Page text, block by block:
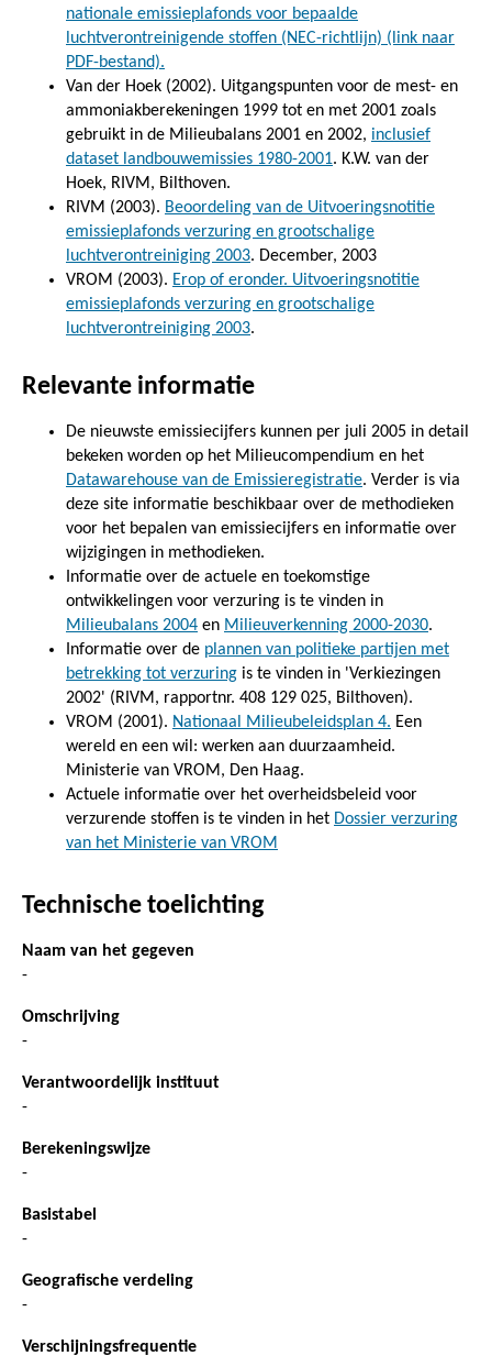
nationale emissieplafonds voor bepaalde
luchtverontreinigende stoffen (NEC-richtlijn) (link naar
PDF-bestand).
Van der Hoek (2002). Uitgangspunten voor de mest- en
ammoniakberekeningen 1999 tot en met 2001 zoals
gebruikt in de Milieubalans 2001 en 2002, inclusief
dataset landbouwemissies 1980-2001. K.W. van der
Hoek, RIVM, Bilthoven.
RIVM (2003). Beoordeling van de Uitvoeringsnotitie
emissieplafonds verzuring en grootschalige
luchtverontreiniging 2003. December, 2003
VROM (2003). Erop of eronder. Uitvoeringsnotitie
emissieplafonds verzuring en grootschalige
luchtverontreiniging 2003.
Relevante informatie
De nieuwste emissiecijfers kunnen per juli 2005 in detail
bekeken worden op het Milieucompendium en het
Datawarehouse van de Emissieregistratie. Verder is via
deze site informatie beschikbaar over de methodieken
voor het bepalen van emissiecijfers en informatie over
wijzigingen in methodieken.
Informatie over de actuele en toekomstige
ontwikkelingen voor verzuring is te vinden in
Milieubalans 2004 en Milieuverkenning 2000-2030.
Informatie over de plannen van politieke partijen met
betrekking tot verzuring is te vinden in 'Verkiezingen
2002' (RIVM, rapportnr. 408 129 025, Bilthoven).
VROM (2001). Nationaal Milieubeleidsplan 4. Een
wereld en een wil: werken aan duurzaamheid.
Ministerie van VROM, Den Haag.
Actuele informatie over het overheidsbeleid voor
verzurende stoffen is te vinden in het Dossier verzuring
van het Ministerie van VROM
Technische toelichting
Naam van het gegeven
-
Omschrijving
-
Verantwoordelijk instituut
-
Berekeningswijze
-
Basistabel
-
Geografische verdeling
-
Verschijningsfrequentie